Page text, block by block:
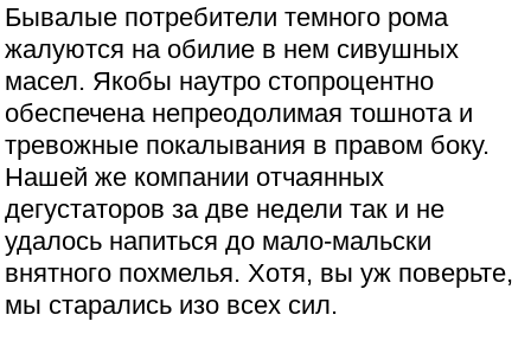
Бывалые потребители темного рома
жалуются на обилие в нем сивушных
масел. Якобы наутро стопроцентно
обеспечена непреодолимая тошнота и
тревожные покалывания в правом боку.
Нашей же компании отчаянных
дегустаторов за две недели так и не
удалось напиться до мало-мальски
внятного похмелья. Хотя, вы уж поверьте,
мы старались изо всех сил.